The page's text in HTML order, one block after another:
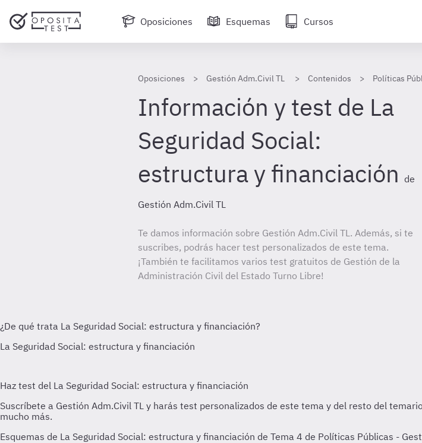
Oposiciones Esquemas Cursos
Oposiciones Gestión Adm.Civil TL Contenidos Políticas
Información y test de La
Seguridad Social:
estructura y financiación de
Gestión Adm.Civil TL
Te damos información sobre Gestión Adm.Civil TL. Además, si te
suscribes, podrás hacer test personalizados de este tema.
¡También te facilitamos varios test gratuitos de Gestión de la
Administración Civil del Estado Turno Libre!
Esquemas de La Seguridad Social: estructura y financiación de Tema 4 de Políticas Públicas -